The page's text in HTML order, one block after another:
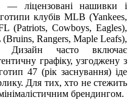
— ліцензовані нашивки і
клубів MLB (Yankees,
(Patriots, Cowboys, Eagles),
Rangers, Maple Leafs),
Дизайн часто включає
графіку, узгоджену з
47 (рік заснування) іде
Для тих, хто не стежить
брендингом.